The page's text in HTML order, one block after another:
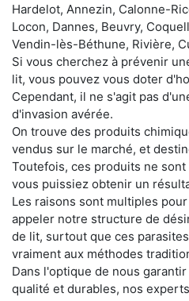
Hardelot, Annezin, Calonne-
Locon, Dannes, Beuvry,
Vendin-lès-Béthune, Rivière,
Si vous cherchez à prévenir
lit, vous pouvez vous doter
Cependant, il ne s'agit pas
d'invasion avérée.
On trouve des produits
vendus sur le marché, et
Toutefois, ces produits ne
vous puissiez obtenir un
Les raisons sont multiples
appeler notre structure de
de lit, surtout que ces
vraiment aux méthodes
Dans l'optique de nous
qualité et durables, nos